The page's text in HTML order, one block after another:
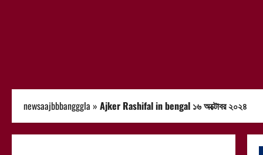
newsaajbbbangggla » Ajker Rashifal in bengal ১৬ অক্টোবর ২০২৪